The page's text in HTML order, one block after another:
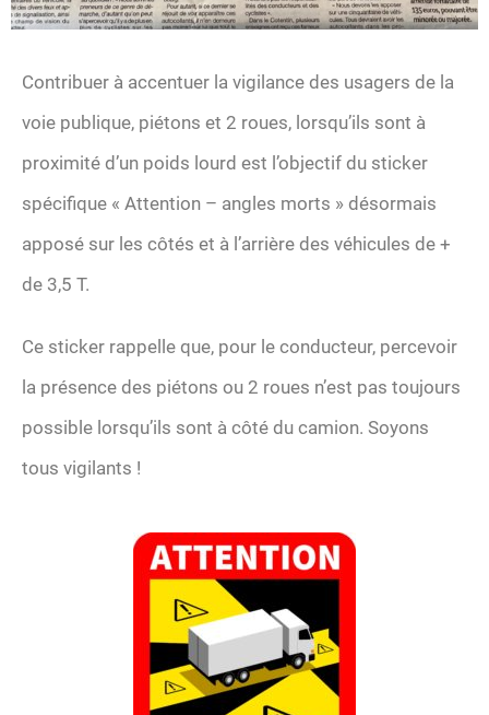
Contribuer à accentuer la vigilance des usagers de la
voie publique, piétons et 2 roues, lorsqu’ils sont à
proximité d’un poids lourd est l’objectif du sticker
spécifique « Attention – angles morts » désormais
apposé sur les côtés et à l’arrière des véhicules de +
de 3,5 T.
Ce sticker rappelle que, pour le conducteur, percevoir
la présence des piétons ou 2 roues n’est pas toujours
possible lorsqu’ils sont à côté du camion. Soyons
tous vigilants !